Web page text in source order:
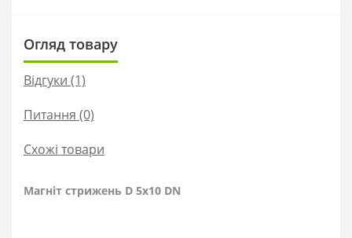
Огляд товару
Відгуки (1)
Питання (0)
Схожі товари
Магніт стрижень D 5x10 DN